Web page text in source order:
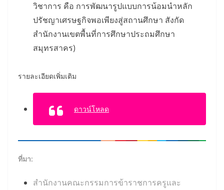
วิชาการ คือ การพัฒนารูปแบบการน้อมนำหลัก
ปรัชญาเศรษฐกิจพอเพียงสู่สถานศึกษา สังกัด
สำนักงานเขตพื้นที่การศึกษาประถมศึกษา
สมุทรสาคร)
รายละเอียดเพิ่มเติม
ดาวน์โหลด
ที่มา:
สำนักงานคณะกรรมการข้าราชการครูและ